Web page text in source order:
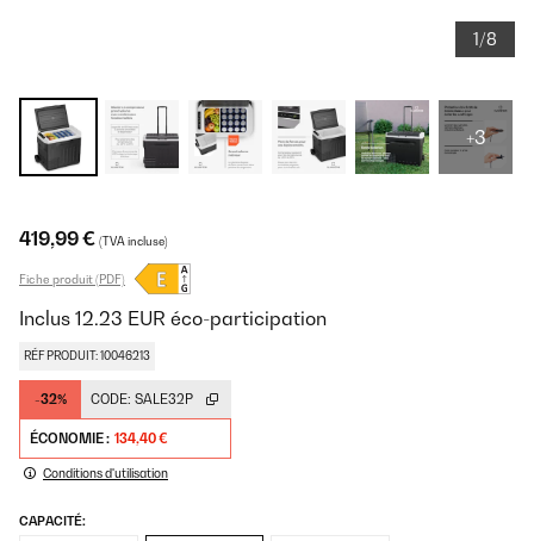
1/8
+3
419,99 € (TVA incluse)
Fiche produit (PDF)
Inclus 12.23 EUR éco-participation
RÉF PRODUIT: 10046213
-32% CODE: SALE32P
ÉCONOMIE : 134,40 €
Conditions d'utilisation
CAPACITÉ: